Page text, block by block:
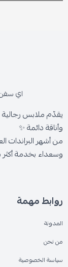
اي
يقدّم ملابس
وأناقة دائمة ✨
من أشهر البراندات
وسعداء بخدمة أكثر من 300,000 عميل حول
روابط مهمة
المدونة
من نحن
سياسة الخصوصية